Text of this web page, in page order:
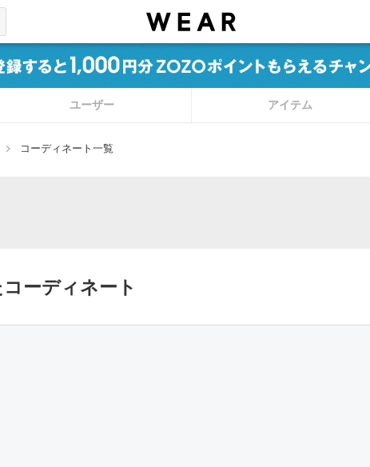
ユーザー アイテム
コーディネート一覧
ーディネート